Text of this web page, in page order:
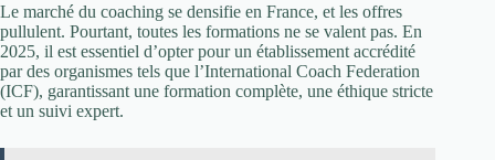
Le marché du coaching se densifie en France, et les offres
pullulent. Pourtant, toutes les formations ne se valent pas. En
2025, il est essentiel d’opter pour un établissement accrédité
par des organismes tels que l’International Coach Federation
(ICF), garantissant une formation complète, une éthique stricte
et un suivi expert.